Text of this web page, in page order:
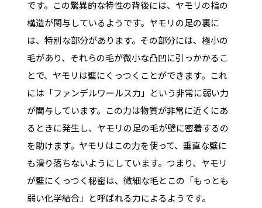
です。この驚異的な特性の背後には、ヤモリの指の
構造が関与しているようです。ヤモリの足の裏に
は、特別な部分があります。その部分には、極小の
毛があり、それらの毛が微小な凸凹に引っかかるこ
とで、ヤモリは壁にくっつくことができます。これ
には「ファンデルワールス力」という非常に弱い力
が関与しています。この力は物質が非常に近くにあ
るときに発生し、ヤモリの足の毛が壁に密着するの
を助けます。ヤモリはこの力を使って、垂直な壁に
も滑り落ちないようにしています。つまり、ヤモリ
が壁にくっつく秘密は、微細な毛とこの「もっとも
弱い化学結合」と呼ばれる力によるようです。